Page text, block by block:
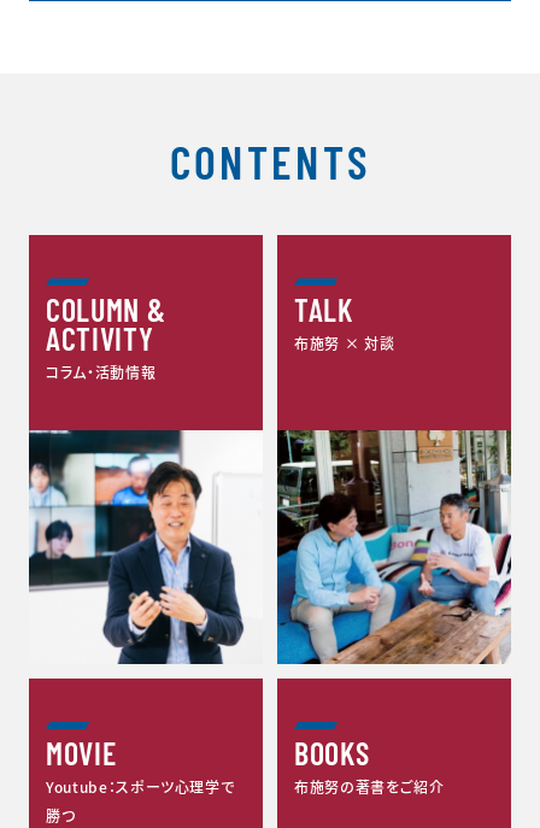
CONTENTS
COLUMN &
ACTIVITY
コラム・活動情報
TALK
布施努 × 対談
MOVIE
Youtube：スポーツ心理学で
勝つ
BOOKS
布施努の著書をご紹介